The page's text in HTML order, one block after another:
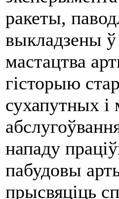
ракеты,
выкладзены ў
мастацтва
гісторыю
сухапутных i
нападу
пабудовы
прысвяціць